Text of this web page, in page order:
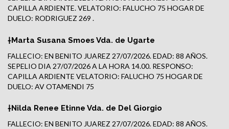
CAPILLA ARDIENTE. VELATORIO: FALUCHO 75 HOGAR DE
DUELO: RODRIGUEZ 269 .
†Marta Susana Smoes Vda. de Ugarte
FALLECIO: EN BENITO JUAREZ 27/07/2026. EDAD: 88 AÑOS.
SEPELIO DIA 27/07/2026 A LA HORA 14.00. RESPONSO:
CAPILLA ARDIENTE VELATORIO: FALUCHO 75 HOGAR DE
DUELO: AV OTAMENDI 75
†Nilda Renee Etinne Vda. de Del Giorgio
FALLECIO: EN BENITO JUAREZ 27/07/2026. EDAD: 88 AÑOS.